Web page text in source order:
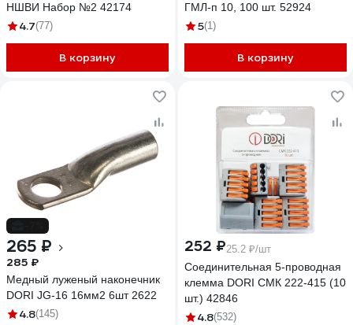
НШВИ Набор №2 42174
4.7(77)
В корзину
ГМЛ-п 10, 100 шт. 52924
5(1)
В корзину
265 ₽
285 ₽
Медный луженый наконечник
DORI JG-16 16мм2 6шт 2622
4.8(145)
252 ₽25.2 ₽/шт
Соединительная 5-проводная
клемма DORI СМК 222-415 (10
шт.) 42846
4.8(532)